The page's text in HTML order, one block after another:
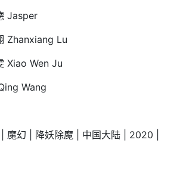
Lu
Wen Ju
Wang
| 降妖除魔 | 中国大陆 | 2020 |